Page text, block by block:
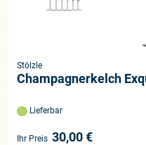
Stölzle
Champagnerkelch
Lieferbar
Ihr Preis 30,00€